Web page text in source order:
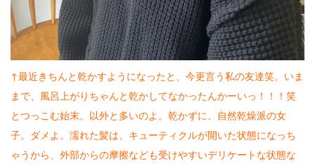
↑最近きちんと乾かすようになったと、今更言う私の友達笑。いま
まで、風呂上がりちゃんと乾かしてなかったんかーいっ！！！笑
とつっこむ始末。以外と多いのよ。乾かずに、自然乾燥派の女
子。ダメよ。濡れた髪は、キューティクルが開いた状態になっち
ゃうから、外部からの摩擦なども受けやすいデリケートな状態な